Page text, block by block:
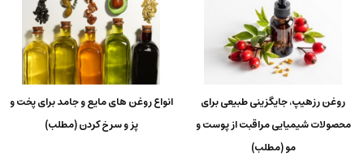
روغن رزهیپ، جایگزینی طبیعی برای
محصولات شیمیایی مراقبت از پوست و
مو (مطلب)
انواع روغن های مایع و جامد برای پخت و
پز و سرخ کردن (مطلب)